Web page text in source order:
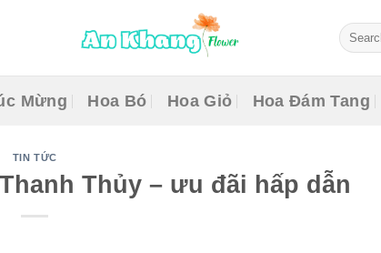
Search
for:
Mừng Hoa Bó Hoa Giỏ Hoa Đám Tang
TIN TỨC
Thủy – ưu đãi hấp dẫn